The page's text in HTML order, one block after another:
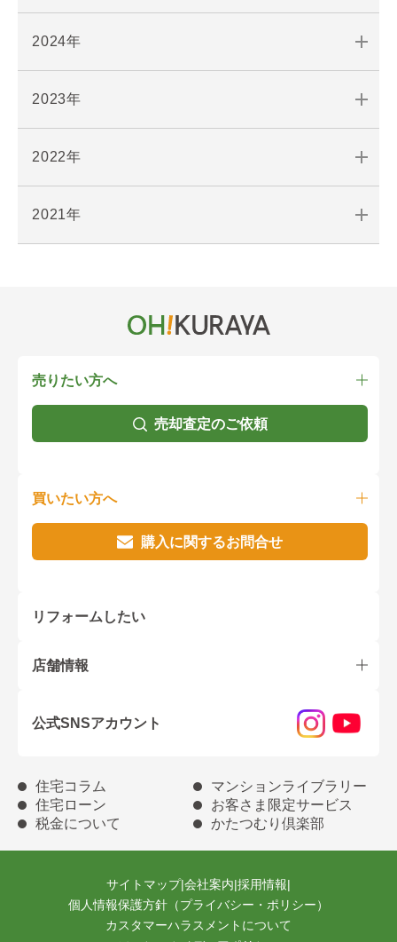
2024年
2023年
2022年
2021年
売りたい方へ
売却査定のご依頼
買いたい方へ
購入に関するお問合せ
リフォームしたい
店舗情報
公式SNSアカウント
住宅コラム
マンションライブラリー
住宅ローン
お客さま限定サービス
税金について
かたつむり倶楽部
サイトマップ|会社案内|採用情報|
個人情報保護方針（プライバシー・ポリシー）
カスタマーハラスメントについて